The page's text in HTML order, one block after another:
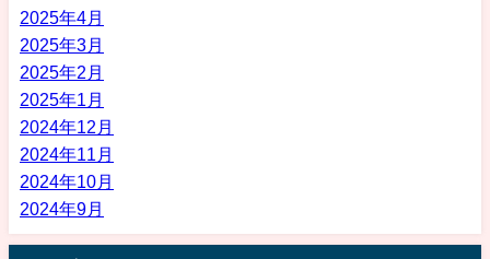
2025年4月
2025年3月
2025年2月
2025年1月
2024年12月
2024年11月
2024年10月
2024年9月